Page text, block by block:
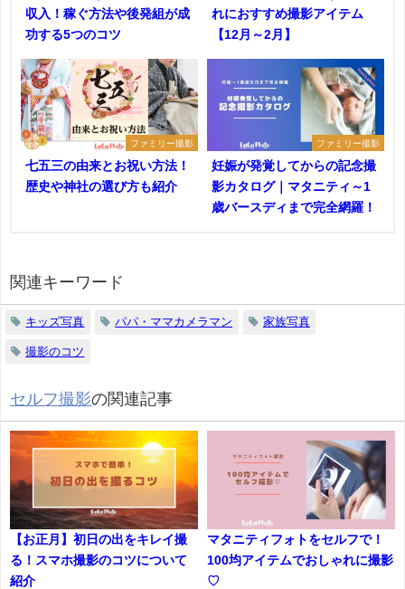
収入！稼ぐ方法や後発組が成
功する5つのコツ
れにおすすめ撮影アイテム
【12月～2月】
ファミリー撮影
七五三の由来とお祝い方法！
歴史や神社の選び方も紹介
ファミリー撮影
妊娠が発覚してからの記念撮
影カタログ｜マタニティ～1
歳バースディまで完全網羅！
関連キーワード
キッズ写真 パパ・ママカメラマン 家族写真
撮影のコツ
セルフ撮影の関連記事
【お正月】初日の出をキレイ撮
る！スマホ撮影のコツについて
紹介
マタニティフォトをセルフで！
100均アイテムでおしゃれに撮影
♡